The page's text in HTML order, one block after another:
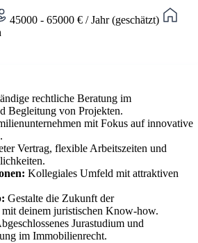
45000 - 65000 € / Jahr (geschätzt)
rechtliche Beratung im
Begleitung von Projekten.
mit Fokus auf innovative
Vertrag, flexible Arbeitszeiten und
Kollegiales Umfeld mit attraktiven
Gestalte die Zukunft der
deinem juristischen Know-how.
Jurastudium und
im Immobilienrecht.